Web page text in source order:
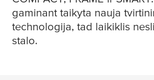
gaminant taikyta nauja
technologija, tad laikiklis
stalo.